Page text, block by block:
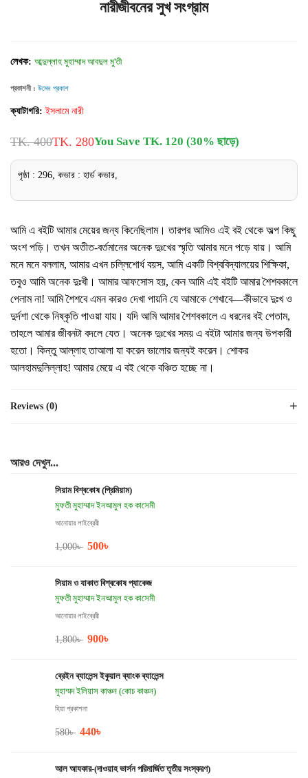
নারীজীবনের সুখ সংগ্রাম
লেখক: আব্দুল্লাহ মুহাম্মাদ আবদুল মু'তী
প্রকাশনী : উমেদ প্রকাশ
ক্যাটাগরি: ইসলামে নারী
TK. 400TK. 280You Save TK. 120 (30% ছাড়ে)
পৃষ্ঠা : 296, কভার : হার্ড কভার,
আমি এ বইটি আমার মেয়ের জন্য কিনেছিলাম। তারপর আমিও এই বই থেকে অল্প কিছু
অংশ পড়ি। তখন অতীত-বর্তমানের অনেক দুঃখের স্মৃতি আমার মনে পড়ে যায়। আমি
মনে মনে বললাম, আমার এখন চল্লিশোর্ধ বয়স, আমি একটি বিশ্ববিদ্যালয়ের শিক্ষিকা,
তবুও আমি অনেক দুঃখী। আমার আফসোস হয়, কেন আমি এই বইটি আমার শৈশবকালে
পেলাম না! আমি শৈশবে এমন কারও দেখা পায়নি যে আমাকে শেখাবে—কীভাবে দুঃখ ও
দুর্দশা থেকে নিষ্কৃতি পাওয়া যায়। যদি আমি আমার শৈশবকালে এ ধরনের বই পেতাম,
তাহলে আমার জীবনটা বদলে যেত। অনেক দুঃখের সময় এ বইটা আমার জন্য উপকারী
হতো। কিন্তু আল্লাহ তাআলা যা করেন ভালোর জন্যই করেন। শোকর
আলহামদুলিল্লাহ! আমার মেয়ে এ বই থেকে বঞ্চিত হচ্ছে না।
Reviews (0)
আরও দেখুন...
সিয়াম বিশ্বকোষ (প্রিমিয়াম)
মুফতী মুহাম্মাদ ইনআমুল হক কাসেমী
আনোয়ার লাইব্রেরী
1,000৳ 500৳
সিয়াম ও যাকাত বিশ্বকোষ প্যাকেজ
মুফতী মুহাম্মাদ ইনআমুল হক কাসেমী
আনোয়ার লাইব্রেরী
1,800৳ 900৳
ব্রেইন ব্যালেন্স ইকুয়াল ব্যাংক ব্যালেন্স
মুহাম্মদ ইলিয়াস কাঞ্চন (কোচ কাঞ্চন)
হিয়া প্রকাশনা
580৳ 440৳
আল আযকার-(দাওয়াহ ভার্সন পরিমার্জিত তৃতীয় সংস্করণ)